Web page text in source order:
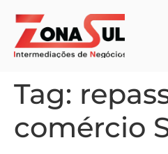
Tag:
comércio